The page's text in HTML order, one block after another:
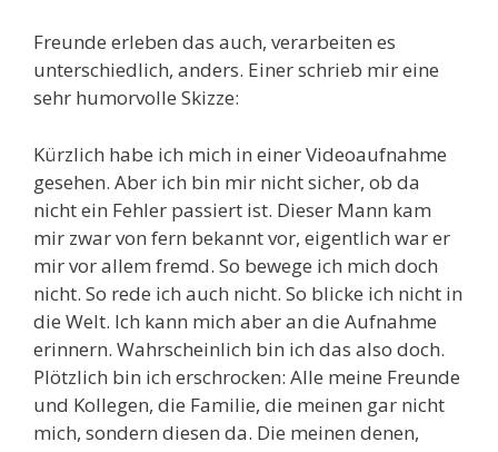
Freunde erleben das auch, verarbeiten es
unterschiedlich, anders. Einer schrieb mir eine
sehr humorvolle Skizze:
Kürzlich habe ich mich in einer Videoaufnahme
gesehen. Aber ich bin mir nicht sicher, ob da
nicht ein Fehler passiert ist. Dieser Mann kam
mir zwar von fern bekannt vor, eigentlich war er
mir vor allem fremd. So bewege ich mich doch
nicht. So rede ich auch nicht. So blicke ich nicht in
die Welt. Ich kann mich aber an die Aufnahme
erinnern. Wahrscheinlich bin ich das also doch.
Plötzlich bin ich erschrocken: Alle meine Freunde
und Kollegen, die Familie, die meinen gar nicht
mich, sondern diesen da. Die meinen denen,